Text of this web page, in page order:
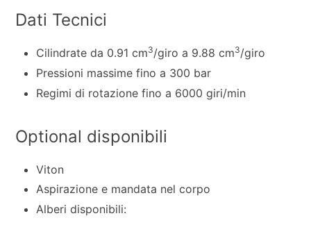
Dati Tecnici
Cilindrate da 0.91 cm3/giro a 9.88 cm3/giro
Pressioni massime fino a 300 bar
Regimi di rotazione fino a 6000 giri/min
Optional disponibili
Viton
Aspirazione e mandata nel corpo
Alberi disponibili: